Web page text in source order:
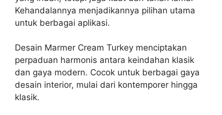
Kehandalannya menjadikannya pilihan utama
untuk berbagai aplikasi.
Desain Marmer Cream Turkey menciptakan
perpaduan harmonis antara keindahan klasik
dan gaya modern. Cocok untuk berbagai gaya
desain interior, mulai dari kontemporer hingga
klasik.